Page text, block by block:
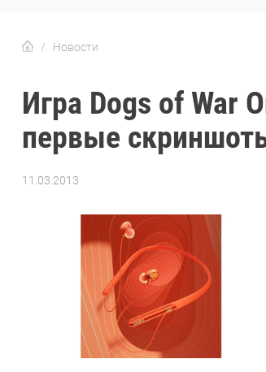
Новости
Игра Dogs of War
первые
11.03.2013